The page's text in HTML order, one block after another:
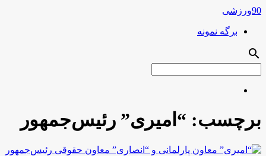
90ورزشی
برگه نمونه
search
برچسب: “امیری” رئیس‌جمهور